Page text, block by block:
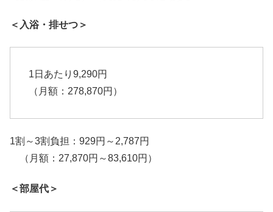
＜入浴・排せつ＞
1日あたり9,290円
（月額：278,870円）
1割～3割負担：929円～2,787円
（月額：27,870円～83,610円）
＜部屋代＞